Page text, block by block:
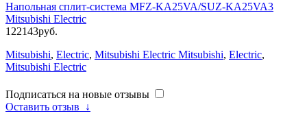
Напольная сплит-система MFZ-KA25VA/SUZ-KA25VA3
Mitsubishi Electric
122143руб.
Mitsubishi, Electric, Mitsubishi Electric Mitsubishi, Electric,
Mitsubishi Electric
Подписаться на новые отзывы
Оставить отзыв
↓